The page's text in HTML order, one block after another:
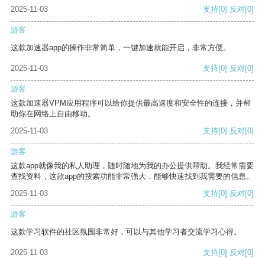
2025-11-03
支持[0] 反对[0]
游客
这款加速器app的操作非常简单，一键加速就能开启，非常方便。
2025-11-03 支持[0] 反对[0]
游客
这款加速器VPM应用程序可以给你提供最高速度和安全性的连接，并帮
助你在网络上自由移动。
2025-11-03
支持[0] 反对[0]
游客
这款app就像我的私人助理，随时随地为我的办公提供帮助。我经常需要
查找资料，这款app的搜索功能非常强大，能够快速找到我需要的信息。
2025-11-03
支持[0] 反对[0]
游客
这款学习软件的社区氛围非常好，可以与其他学习者交流学习心得。
2025-11-03 支持[0] 反对[0]